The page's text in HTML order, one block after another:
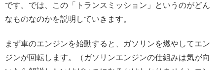
です。では、この「トランスミッション」というのがどん
なものなのかを説明していきます。
まず車のエンジンを始動すると、ガソリンを燃やしてエン
ジンが回転します。（ガソリンエンジンの仕組みは気が向